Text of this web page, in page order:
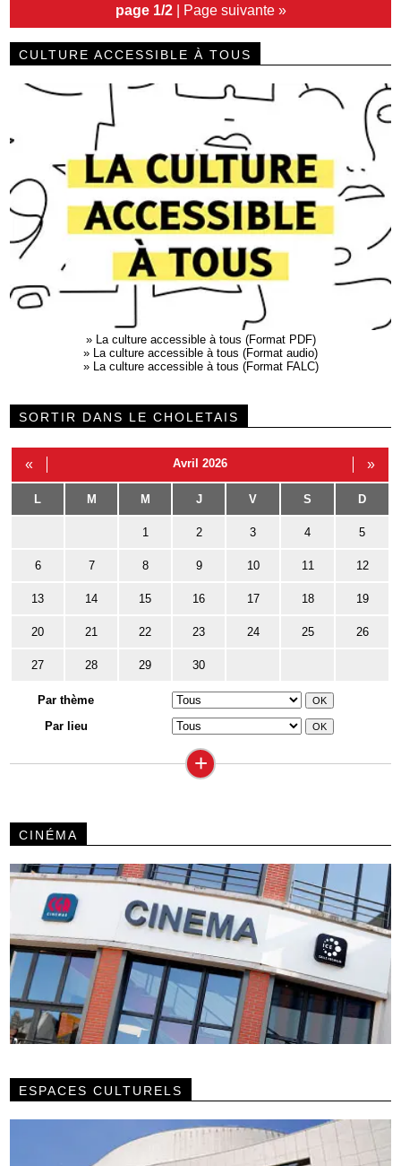
page 1/2 | Page suivante »
CULTURE ACCESSIBLE À TOUS
» La culture accessible à tous (Format PDF)
» La culture accessible à tous (Format audio)
» La culture accessible à tous (Format FALC)
SORTIR DANS LE CHOLETAIS
« Avril 2026 »
L M M J V S D
1 2 3 4 5
6 7 8 9 10 11 12
13 14 15 16 17 18 19
20 21 22 23 24 25 26
27 28 29 30
Par thème
Par lieu
+
CINÉMA
ESPACES CULTURELS